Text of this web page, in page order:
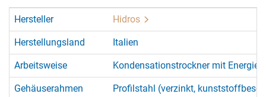
Hersteller Hidros
Herstellungsland Italien
Arbeitsweise Kondensationstrockner mit
Gehäuserahmen Profilstahl (verzinkt,